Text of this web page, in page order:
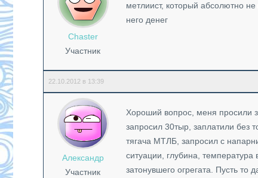
Chaster
Участник
метлиист, который абсолютно
него денег
22.10.2012 в 13:39
Александр
Участник
Хороший вопрос, меня просили
запросил 30тыр, заплатили без
тягача МТЛБ, запросил с
ситуации, глубина,
затонувшего огрегата. Пусть